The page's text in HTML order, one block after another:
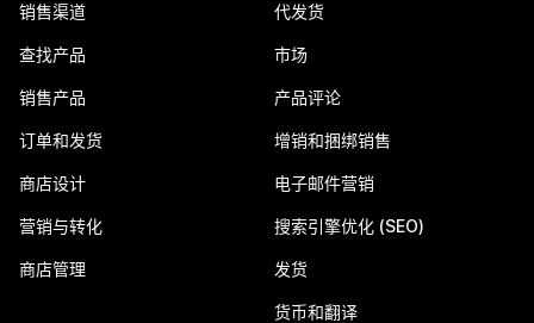
销售渠道
查找产品
销售产品
订单和发货
商店设计
营销与转化
商店管理
代发货
市场
产品评论
增销和捆绑销售
电子邮件营销
搜索引擎优化 (SEO)
发货
货币和翻译